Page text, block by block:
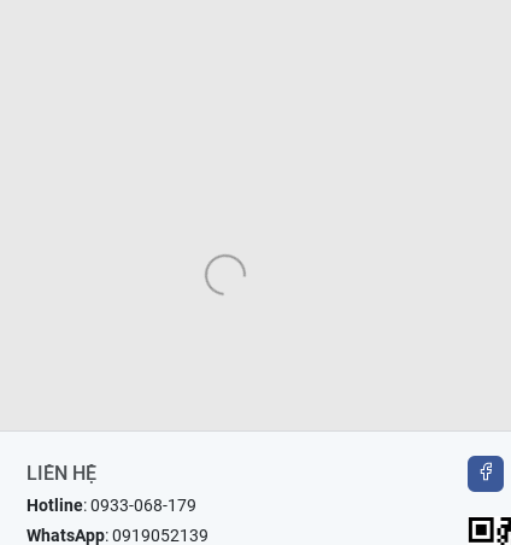
LIÊN HỆ
Hotline:0933-068-179
WhatsApp:0919052139